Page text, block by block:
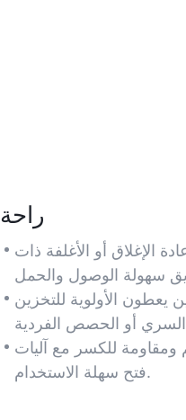
راحة
الإغلاق أو الأغلفة ذات
سهولة الوصول والحمل
للاستخدام أثناء التنقل.
يعطون الأولوية للتخزين
للكسر مع آليات
فتح سهلة الاستخدام.